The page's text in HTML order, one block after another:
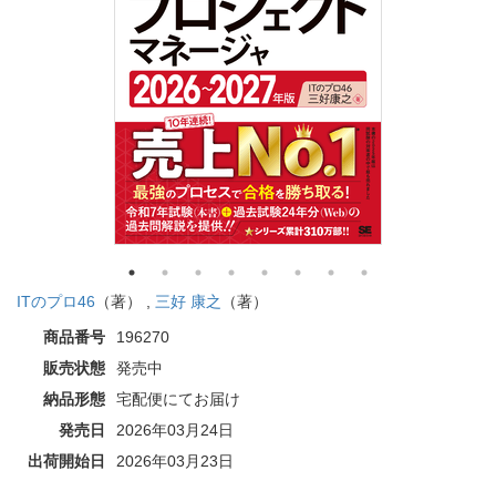
ITのプロ46 （著） , 三好 康之
（著）
商品番号
196270
販売状態
発売中
納品形態
宅配便にてお届け
発売日
2026年03月24日
出荷開始日
2026年03月23日